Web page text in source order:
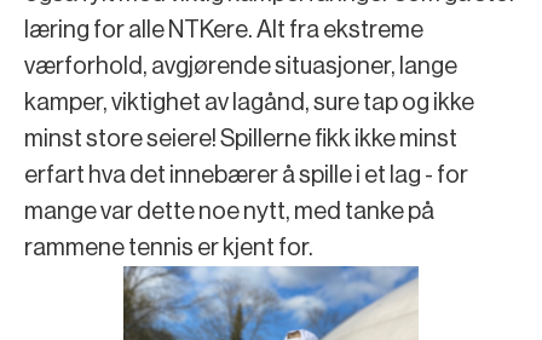
læring for alle NTKere. Alt fra ekstreme
værforhold, avgjørende situasjoner, lange
kamper, viktighet av lagånd, sure tap og ikke
minst store seiere! Spillerne fikk ikke minst
erfart hva det innebærer å spille i et lag - for
mange var dette noe nytt, med tanke på
rammene tennis er kjent for.